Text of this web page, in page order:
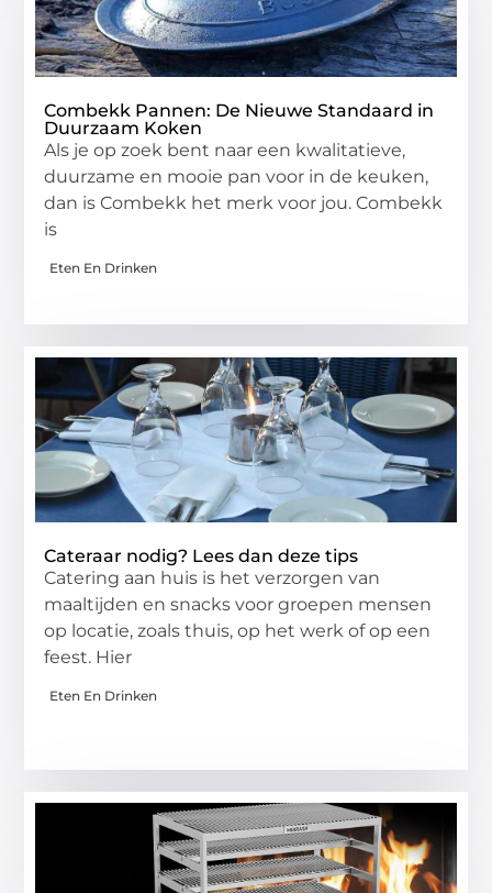
Combekk Pannen: De Nieuwe Standaard in
Duurzaam Koken
Als je op zoek bent naar een kwalitatieve,
duurzame en mooie pan voor in de keuken,
dan is Combekk het merk voor jou. Combekk
is
Eten En Drinken
Cateraar nodig? Lees dan deze tips
Catering aan huis is het verzorgen van
maaltijden en snacks voor groepen mensen
op locatie, zoals thuis, op het werk of op een
feest. Hier
Eten En Drinken